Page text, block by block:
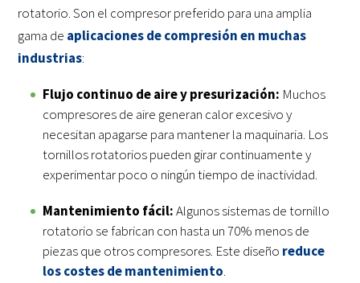
rotatorio. Son el compresor preferido para una amplia
gama de aplicaciones de compresión en muchas
industrias:
Flujo continuo de aire y presurización: Muchos
compresores de aire generan calor excesivo y
necesitan apagarse para mantener la maquinaria. Los
tornillos rotatorios pueden girar continuamente y
experimentar poco o ningún tiempo de inactividad.
Mantenimiento fácil:Algunos sistemas de tornillo
rotatorio se fabrican con hasta un 70% menos de
piezas que otros compresores. Este diseño reduce
los costes de mantenimiento.